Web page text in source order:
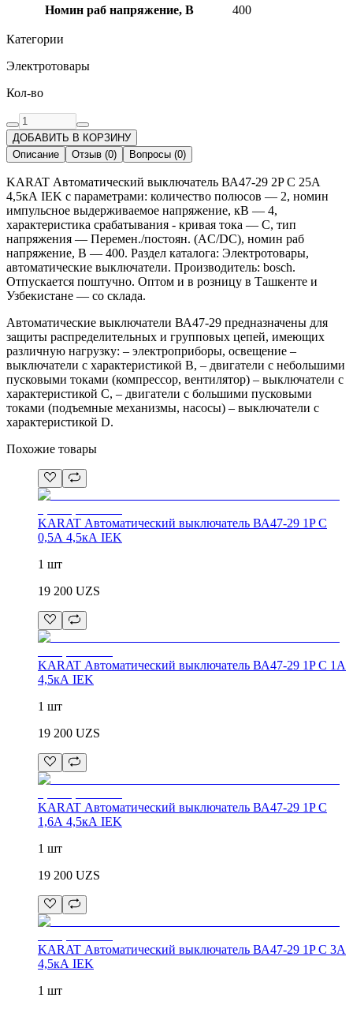
Номин раб напряжение, В
400
Категории
Электротовары
Кол-во
ДОБАВИТЬ В КОРЗИНУ
Описание
Отзыв (0) Вопросы (0)
KARAT Автоматический выключатель ВА47-29 2P C 25А
4,5кА IEK с параметрами: количество полюсов — 2, номин
импульсное выдерживаемое напряжение, кВ — 4,
характеристика срабатывания - кривая тока — C, тип
напряжения — Перемен./постоян. (AC/DC), номин раб
напряжение, В — 400. Раздел каталога: Электротовары,
автоматические выключатели. Производитель: bosch.
Отпускается поштучно. Оптом и в розницу в Ташкенте и
Узбекистане — со склада.
Автоматические выключатели ВА47-29 предназначены для
защиты распределительных и групповых цепей, имеющих
различную нагрузку: – электроприборы, освещение –
выключатели с характеристикой В, – двигатели с небольшими
пусковыми токами (компрессор, вентилятор) – выключатели с
характеристикой C, – двигатели с большими пусковыми
токами (подъемные механизмы, насосы) – выключатели с
характеристикой D.
Похожие товары
KARAT Автоматический выключатель ВА47-29 1P C
0,5А 4,5кА IEK
1 шт
19 200 UZS
KARAT Автоматический выключатель ВА47-29 1P C 1А
4,5кА IEK
1 шт
19 200 UZS
KARAT Автоматический выключатель ВА47-29 1P C
1,6А 4,5кА IEK
1 шт
19 200 UZS
KARAT Автоматический выключатель ВА47-29 1P C 3А
4,5кА IEK
1 шт